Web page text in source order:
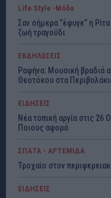
Life Style -Μόδα
Σαν σήμερα ”έφυγε” η
ζωή τραγούδι
ΕΚΔΗΛΩΣΕΙΣ
Ραφήνα: Μουσική βραδιά
Θεοτόκου στα
ΕΙΔΗΣΕΙΣ
Νέα τοπική αργία στις
Ποιους αφορά
ΣΠΑΤΑ - ΑΡΤΕΜΙΔΑ
Τροχαίο στον
ΕΙΔΗΣΕΙΣ